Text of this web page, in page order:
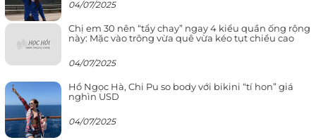
04/07/2025
Chị em 30 nên “tẩy chay” ngay 4 kiểu quần ống rộng
này: Mặc vào trông vừa quê vừa kéo tụt chiều cao
04/07/2025
Hồ Ngọc Hà, Chi Pu so body với bikini “tí hon” giá
nghìn USD
04/07/2025